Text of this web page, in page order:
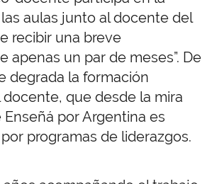
aulas junto al docente del
recibir una breve
apenas un par de meses”. De
degrada la formación
docente, que desde la mira
por Argentina es
programas de liderazgos.